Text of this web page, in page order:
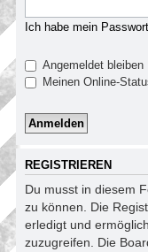
Ich habe mein
Angemeldet bleiben
Meinen Online-
REGISTRIEREN
Du musst in diesem
zu können. Die
erledigt und
zuzugreifen. Die